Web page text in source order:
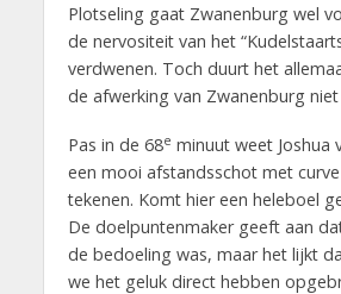
Plotseling gaat Zwanenburg wel
de nervositeit van het
verdwenen. Toch duurt het
de afwerking van Zwanenburg
Pas in de 68e minuut weet Joshua
een mooi afstandsschot met
tekenen. Komt hier een heleboel
De doelpuntenmaker geeft aan
de bedoeling was, maar het lijkt
we het geluk direct hebben